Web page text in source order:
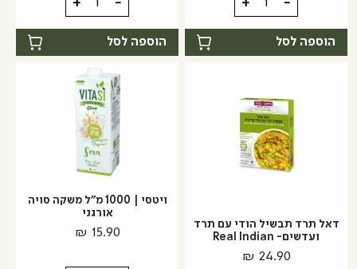
-
של
דאל
טאדקה
הודי
עם
עדשים-
Real
Indian
+
הוספה לסל
-
של
דאל
מקאני
תבשיל
הודי
עם
עדשים
ושעועית-
Real
Indian
+
הוספה לסל
דאל תרד תבשיל הודי עם תרד
ועדשים- Real Indian
₪ 24.90
ויטסי | 1000 מ"ל משקה סויה
אורגני
₪ 15.90